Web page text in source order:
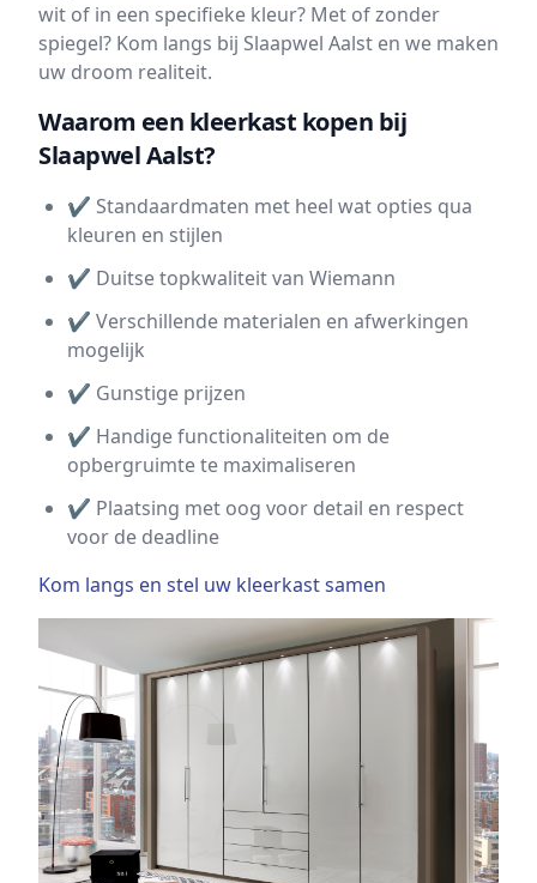
wit of in een specifieke kleur? Met of zonder
spiegel? Kom langs bij Slaapwel Aalst en we maken
uw droom realiteit.
Waarom een kleerkast kopen bij
Slaapwel Aalst?
✔ Standaardmaten met heel wat opties qua
kleuren en stijlen
✔ Duitse topkwaliteit van Wiemann
✔ Verschillende materialen en afwerkingen
mogelijk
✔ Gunstige prijzen
✔ Handige functionaliteiten om de
opbergruimte te maximaliseren
✔ Plaatsing met oog voor detail en respect
voor de deadline
Kom langs en stel uw kleerkast samen